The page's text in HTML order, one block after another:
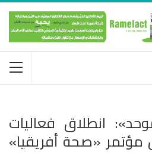
انطلاق فعاليات
مؤتمر «صحة أفريقيا»